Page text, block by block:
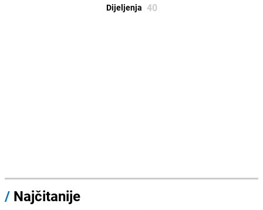
Dijeljenja 40
/ Najčitanije